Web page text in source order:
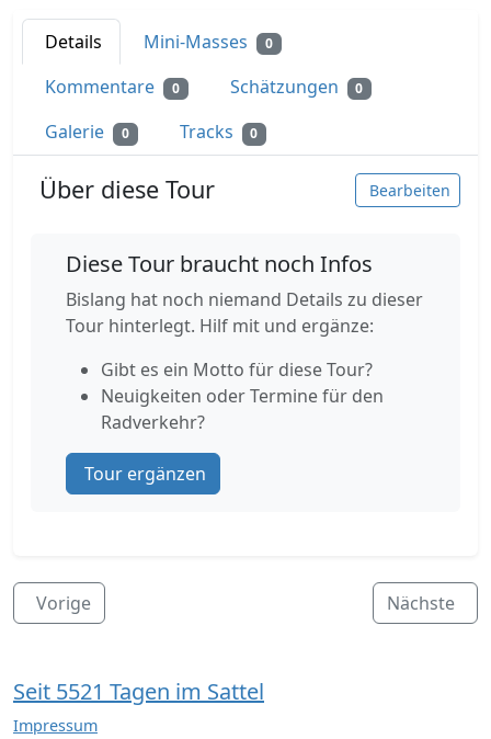
Details Mini-Masses 0
Kommentare 0 Schätzungen 0
Galerie 0 Tracks 0
Über diese Tour Bearbeiten
Diese Tour braucht noch Infos
Bislang hat noch niemand Details zu dieser
Tour hinterlegt. Hilf mit und ergänze:
Gibt es ein Motto für diese Tour?
Neuigkeiten oder Termine für den
Radverkehr?
Tour ergänzen
Vorige Nächste
Seit 5521 Tagen im Sattel
Impressum